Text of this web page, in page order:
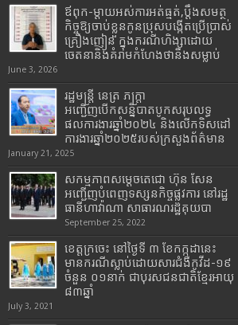
ឪពុក-ម្ដាយអស់ការអត់ធ្មត់,ប្ដឹងសមត្ថ
កិច្ចឱ្យចាប់ខ្លួនកូនប្រុសបង្កើតប្រើប្រាស់
គ្រឿងញៀន ក្នុងករណីហិង្សាដោយ
ចេតនានិងគំរាមកំហែងថានឹងសម្លាប់
June 3, 2026
រដ្ឋមន្រ្តី​ នេត្រ​ ភក្ត្រា​
អញ្ជើញបើកសន្និបាតបូកសរុបលទ្ធ
ផលការងារឆ្នាំ២០២៤ និងលើកទិសដៅ
ការងារឆ្នាំ២០២៥របស់​ក្រសួង​ព័ត៌មាន​
January 21, 2025
សកម្មភាពសម្តេចតេជោ ហ៊ុន សែន
អញ្ជើញបំពេញទស្សនកិច្ចផ្លូវការ នៅរដ្ឋ
ធានីហាវ៉ាណា សាធារណរដ្ឋគុយបា
September 25, 2022
ខេត្តក្រចេះ នៅថ្ងៃទី ៣ ខែកក្កដានេះ
មានករណីស្លាប់ដោយសារជំងឺកូវីដ-១៩
ចំនួន ០១នាក់ ជាបុរសជនជាតិខ្មែរអាយុ
៨៣ឆ្នាំ
July 3, 2021